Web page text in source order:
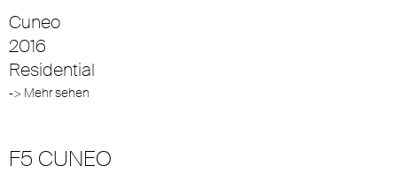
Cuneo
2016
Residential
-> Mehr sehen
F5 CUNEO